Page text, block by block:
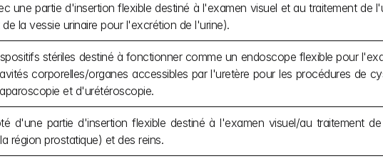
une partie d'insertion flexible destiné à l'examen visuel et au traitement de
la vessie urinaire pour l'excrétion de l'urine).
stériles destiné à fonctionner comme un endoscope flexible pour
corporelles/organes accessibles par l'uretère pour les procédures de
et d'urétéroscopie.
d'une partie d'insertion flexible destiné à l'examen visuel/au traitement
région prostatique) et des reins.